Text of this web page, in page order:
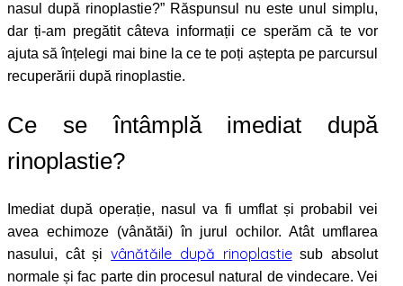
nasul după rinoplastie?” Răspunsul nu este unul simplu,
dar ți-am pregătit câteva informații ce sperăm că te vor
ajuta să înțelegi mai bine la ce te poți aștepta pe parcursul
recuperării după rinoplastie.
Ce se întâmplă imediat după
rinoplastie?
Imediat după operație, nasul va fi umflat și probabil vei
avea echimoze (vânătăi) în jurul ochilor. Atât umflarea
nasului, cât șivânătăile după rinoplastiesub absolut
normale și fac parte din procesul natural de vindecare. Vei